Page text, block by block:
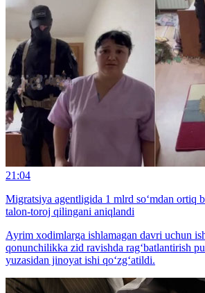
21:04
Migratsiya agentligida 1 mlrd so‘mdan ortiq
talon-toroj qilingani aniqlandi
Ayrim xodimlarga ishlamagan davri uchun
qonunchilikka zid ravishda rag‘batlantirish
yuzasidan jinoyat ishi qo‘zg‘atildi.